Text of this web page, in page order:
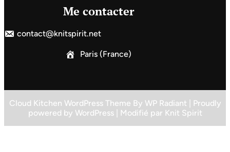
Me contacter
contact@knitspirit.net
Paris (France)
Cloud Kitchen WordPress Theme By WP Radiant | Proudly
powered by WordPress| Modifié par Knit Spirit